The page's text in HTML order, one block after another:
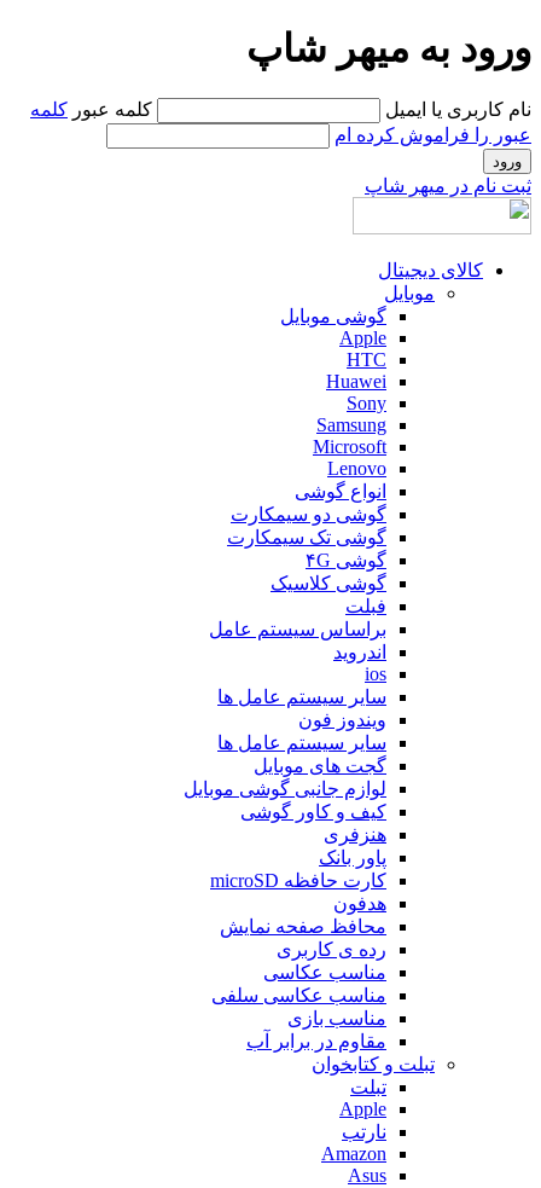
ورود به میهر شاپ
نام کاربری یا ایمیل کلمه عبور کلمه
عبور را فراموش کرده ام
ثبت نام در میهر شاپ
کالای دیجیتال
موبایل
گوشی موبایل
Apple
HTC
Huawei
Sony
Samsung
Microsoft
Lenovo
انواع گوشی
گوشی دو سیمکارت
گوشی تک سیمکارت
گوشی ۴G
گوشی کلاسیک
فبلت
براساس سیستم عامل
اندروید
ios
سایر سیستم عامل ها
ویندوز فون
سایر سیستم عامل ها
گجت های موبایل
لوازم جانبی گوشی موبایل
کیف و کاور گوشی
هنزفری
پاور بانک
کارت حافظه microSD
هدفون
محافظ صفحه نمایش
رده ی کاربری
مناسب عکاسی
مناسب عکاسی سلفی
مناسب بازی
مقاوم در برابر آب
تبلت و کتابخوان
تبلت
Apple
نارتب
Amazon
Asus